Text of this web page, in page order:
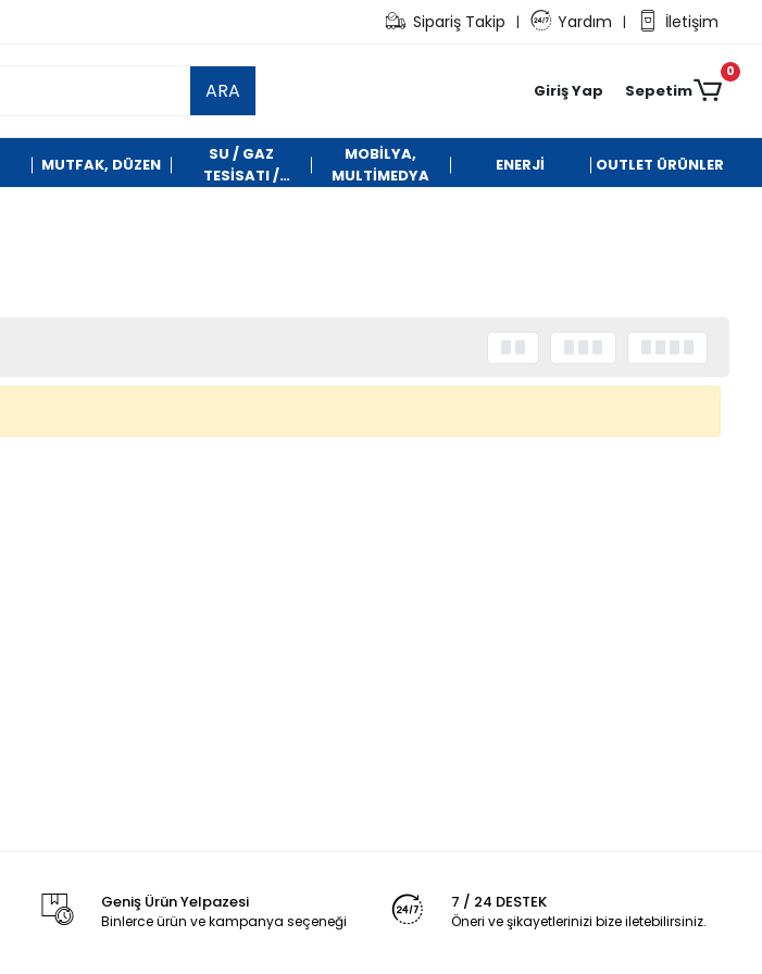
Sipariş Takip | Yardım | İletişim
ARA Giriş Yap Sepetim
0
MUTFAK, DÜZEN
SU / GAZ
TESİSATI /
MOBİLYA,
MULTİMEDYA
ENERJİ OUTLET ÜRÜNLER
Geniş Ürün Yelpazesi
Binlerce ürün ve kampanya seçeneği
7 / 24 DESTEK
Öneri ve şikayetlerinizi bize iletebilirsiniz.